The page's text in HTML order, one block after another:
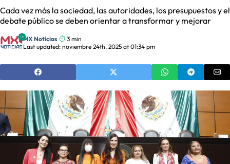
Cada vez más la sociedad, las autoridades, los presupuestos y el
debate público se deben orientar a transformar y mejorar
MX Noticias
3 min
Last updated: noviembre 24th, 2025 at 01:34 pm